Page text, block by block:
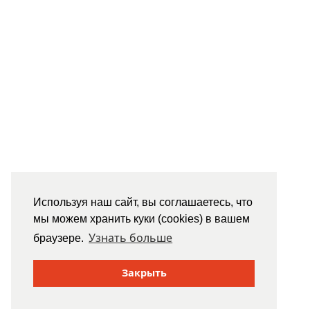
Используя наш сайт, вы соглашаетесь, что
мы можем хранить куки (cookies) в вашем
браузере. Узнать больше
Закрыть